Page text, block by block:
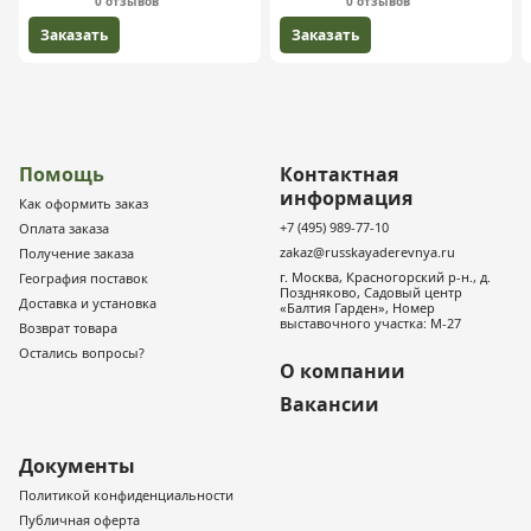
Заказать Заказать
Помощь
Как оформить заказ
Оплата заказа
Получение заказа
География поставок
Доставка и установка
Возврат товара
Остались вопросы?
Контактная
информация
+7 (495) 989-77-10
zakaz@russkayaderevnya.ru
г. Москва, Красногорский р-н., д.
Поздняково, Садовый центр
«Балтия Гарден», Номер
выставочного участка: М-27
О компании
Вакансии
Документы
Политикой конфиденциальности
Публичная оферта